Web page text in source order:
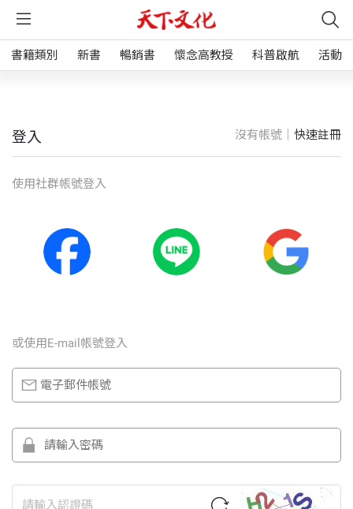
書籍類別 新書 暢銷書 懷念高教授 科普啟航 活動
登入 沒有帳號｜ 快速註冊
使⽤社群帳號登入
或使⽤E-mail帳號登入